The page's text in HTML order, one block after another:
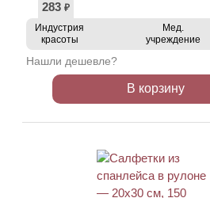
283 ₽
Индустрия
красоты
Мед.
учреждение
Нашли дешевле?
В корзину